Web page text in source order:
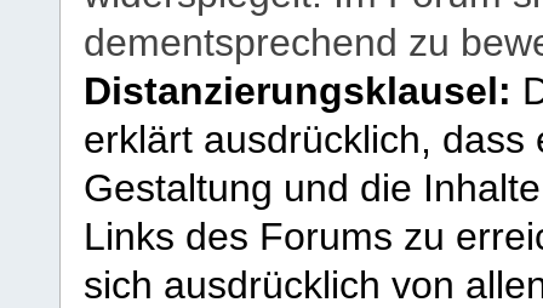
dementsprechend zu
Distanzierungsklausel:
erklärt ausdrücklich,
Gestaltung und die
Links des Forums zu
sich ausdrücklich von